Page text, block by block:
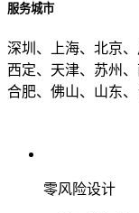
服务城市
深圳、上海、北京
西定、天津、苏州
合肥、佛山、山东
零风险设计